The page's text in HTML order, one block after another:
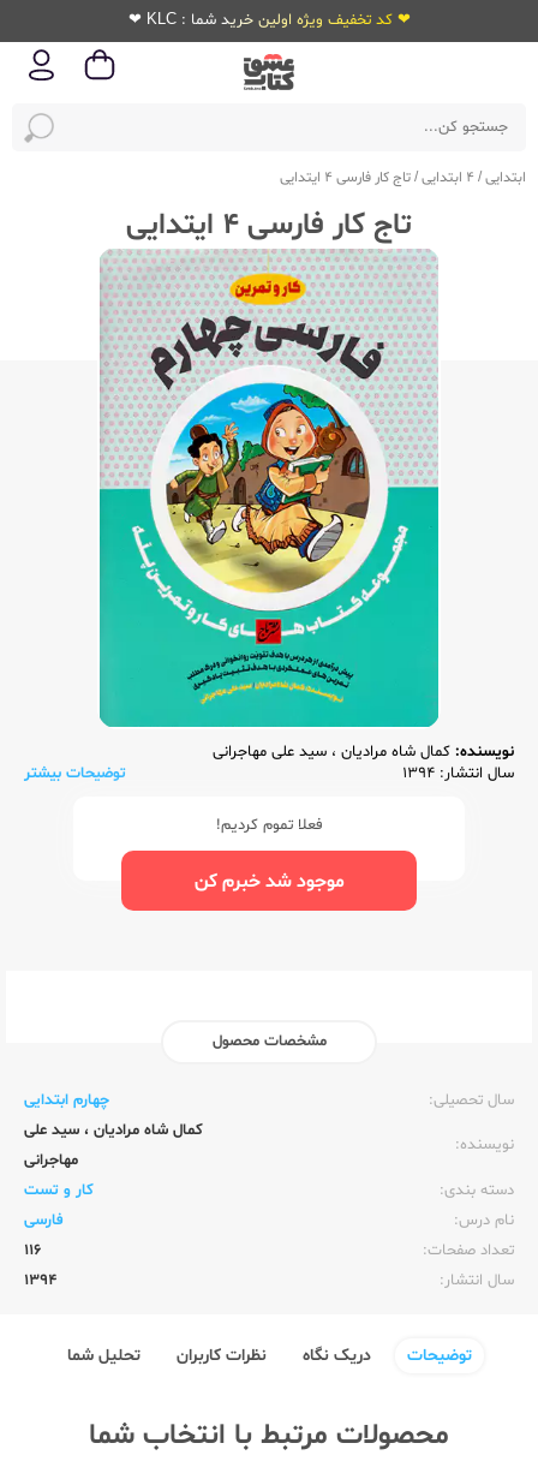
❤ کد تخفیف ویژه اولین خرید شما : KLC ❤
ابتدایی/ 4 ابتدایی /تاج کار فارسی 4 ایتدایی
تاج کار فارسی 4 ایتدایی
نویسنده: کمال شاه مرادیان ، سید علی مهاجرانی
سال انتشار: 1394
توضیحات بیشتر
فعلا تموم کردیم!
موجود شد خبرم کن
مشخصات محصول
سال تحصیلی:‌
چهارم ابتدایی
نویسنده:‌
کمال شاه مرادیان ، سید علی
مهاجرانی
دسته بندی:
کار و تست
نام درس:
فارسی
تعداد صفحات:‌
116
سال انتشار:‌
1394
توضیحات دریک نگاه نظرات کاربران تحلیل شما
محصولات مرتبط با انتخاب شما